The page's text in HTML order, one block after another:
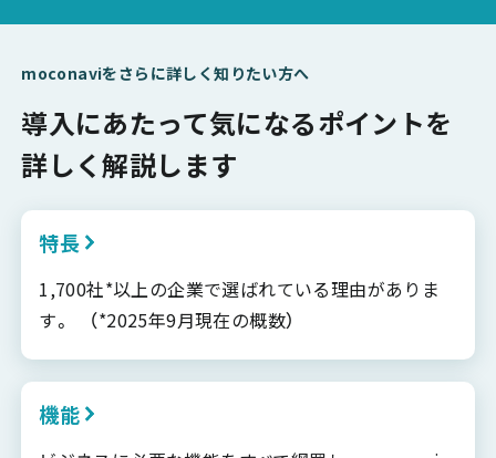
moconaviをさらに詳しく知りたい方へ
導入にあたって気になるポイントを
詳しく解説します
特長
1,700社*以上の企業で選ばれている理由がありま
す。 （*2025年9月現在の概数）
機能